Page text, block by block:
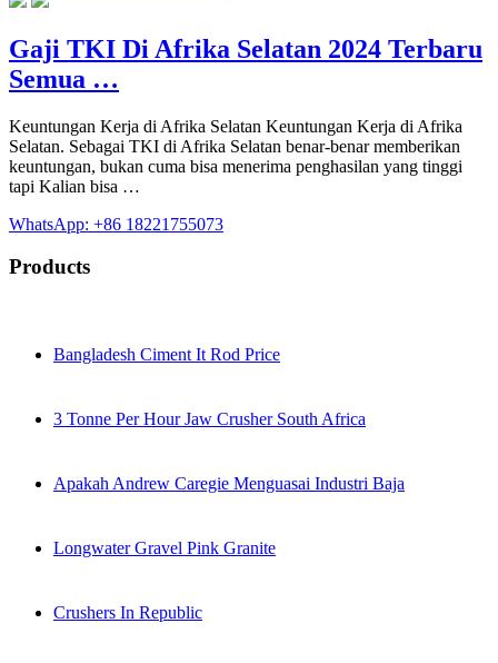
Gaji TKI Di Afrika Selatan 2024 Terbaru
Semua …
Keuntungan Kerja di Afrika Selatan Keuntungan Kerja di Afrika
Selatan. Sebagai TKI di Afrika Selatan benar-benar memberikan
keuntungan, bukan cuma bisa menerima penghasilan yang tinggi
tapi Kalian bisa …
WhatsApp: +86 18221755073
Products
Bangladesh Ciment It Rod Price
3 Tonne Per Hour Jaw Crusher South Africa
Apakah Andrew Caregie Menguasai Industri Baja
Longwater Gravel Pink Granite
Crushers In Republic